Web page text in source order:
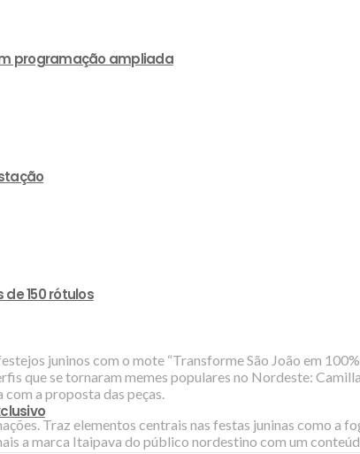
programação ampliada
150 rótulos
juninos com o mote “Transforme São João em
que se tornaram memes populares no Nordeste:
a proposta das peças.
Traz elementos centrais nas festas juninas como a
a marca Itaipava do público nordestino com um